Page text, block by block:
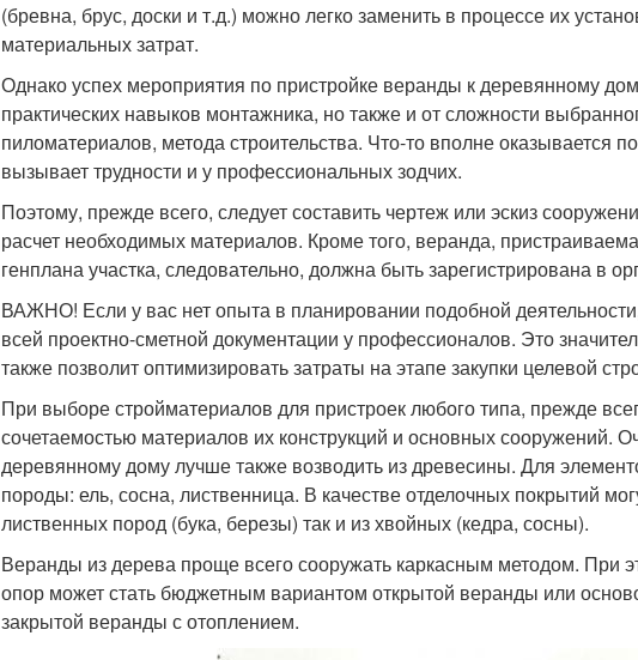
(бревна, брус, доски и т.д.) можно легко заменить в процессе их
материальных затрат.
Однако успех мероприятия по пристройке веранды к деревянному
практических навыков монтажника, но также и от сложности
пиломатериалов, метода строительства. Что-то вполне оказывается
вызывает трудности и у профессиональных зодчих.
Поэтому, прежде всего, следует составить чертеж или эскиз
расчет необходимых материалов. Кроме того, веранда,
генплана участка, следовательно, должна быть зарегистрирована в
ВАЖНО! Если у вас нет опыта в планировании подобной деятельности,
всей проектно-сметной документации у профессионалов. Это
также позволит оптимизировать затраты на этапе закупки целевой
При выборе стройматериалов для пристроек любого типа, прежде
сочетаемостью материалов их конструкций и основных сооружений.
деревянному дому лучше также возводить из древесины. Для
породы: ель, сосна, лиственница. В качестве отделочных покрытий
лиственных пород (бука, березы) так и из хвойных (кедра, сосны).
Веранды из дерева проще всего сооружать каркасным методом. При
опор может стать бюджетным вариантом открытой веранды или
закрытой веранды с отоплением.